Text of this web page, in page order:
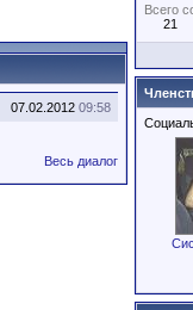
07.02.2012 09:58
Весь диалог
Всего
21